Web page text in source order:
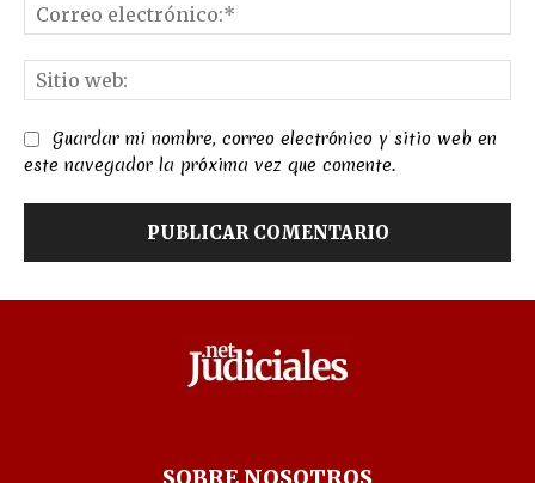
Guardar mi nombre, correo electrónico y sitio web en
este navegador la próxima vez que comente.
SOBRE NOSOTROS